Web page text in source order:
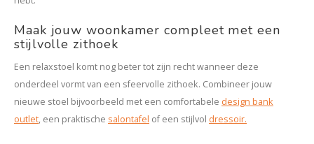
Maak jouw woonkamer compleet met een
stijlvolle zithoek
Een relaxstoel komt nog beter tot zijn recht wanneer deze
onderdeel vormt van een sfeervolle zithoek. Combineer jouw
nieuwe stoel bijvoorbeeld met een comfortabele design bank
outlet, een praktische salontafel of een stijlvol dressoir.